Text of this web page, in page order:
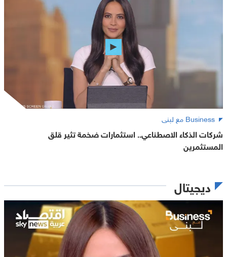
Business مع لبنى
شركات الذكاء الاصطناعي.. استثمارات ضخمة تثير قلق
المستثمرين
ديجيتال